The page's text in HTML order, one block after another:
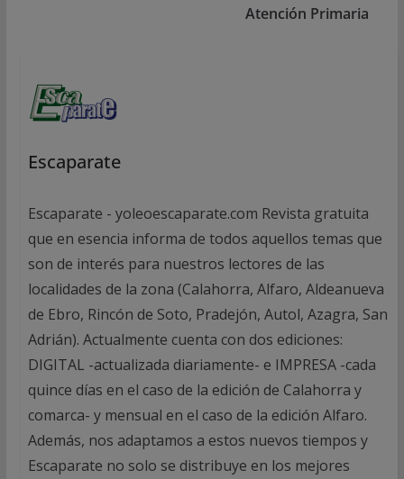
Atención Primaria
Escaparate
Escaparate - yoleoescaparate.com Revista gratuita
que en esencia informa de todos aquellos temas que
son de interés para nuestros lectores de las
localidades de la zona (Calahorra, Alfaro, Aldeanueva
de Ebro, Rincón de Soto, Pradejón, Autol, Azagra, San
Adrián). Actualmente cuenta con dos ediciones:
DIGITAL -actualizada diariamente- e IMPRESA -cada
quince días en el caso de la edición de Calahorra y
comarca- y mensual en el caso de la edición Alfaro.
Además, nos adaptamos a estos nuevos tiempos y
Escaparate no solo se distribuye en los mejores